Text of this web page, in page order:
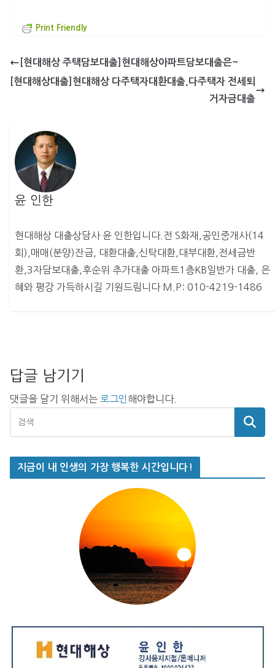
Print Friendly
[현대해상 주택담보대출]현대해상아파트담보대출은~
[현대해상대출]현대해상 다주택자대환대출,다주택자 전세퇴
거자금대출
윤 인한
현대해상 대출상담사 윤 인한입니다.전 S화재,공인중개사(14
회),매매(분양)잔금, 대환대출,신탁대환,대부대환,전세금반
환,3자담보대출,후순위 추가대출 아파트1층KB일반가 대출, 은
혜와 평강 가득하시길 기원드림니다 M.P: 010-4219-1486
답글 남기기
댓글을 달기 위해서는 로그인 해야합니다.
지금이 내 인생의 가장 행복한 시간입니다!